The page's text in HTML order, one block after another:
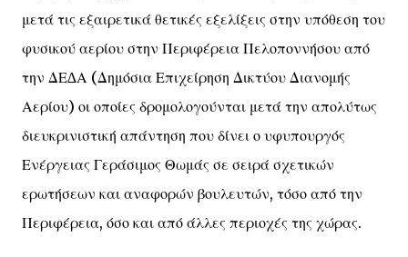
μετά τις εξαιρετικά θετικές εξελίξεις στην υπόθεση του
φυσικού αερίου στην Περιφέρεια Πελοποννήσου από
την ΔΕ∆Α (Δημόσια Επιχείρηση Δικτύου Διανομής
Αερίου) οι οποίες δρομολογούνται μετά την απολύτως
διευκρινιστική απάντηση που δίνει ο υφυπουργός
Ενέργειας Γεράσιμος Θωμάς σε σειρά σχετικών
ερωτήσεων και αναφορών βουλευτών, τόσο από την
Περιφέρεια, όσο και από άλλες περιοχές της χώρας.